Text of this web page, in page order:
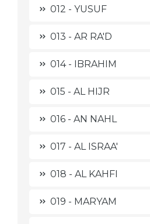
012 - YUSUF
013 - AR RA'D
014 - IBRAHIM
015 - AL HIJR
016 - AN NAHL
017 - AL ISRAA'
018 - AL KAHFI
019 - MARYAM